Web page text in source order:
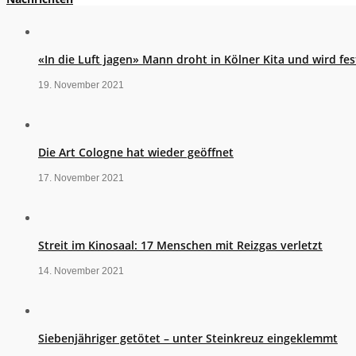
«In die Luft jagen» Mann droht in Kölner Kita und wird
19. November 2021
Die Art Cologne hat wieder geöffnet
17. November 2021
Streit im Kinosaal: 17 Menschen mit Reizgas verletzt
14. November 2021
Siebenjähriger getötet – unter Steinkreuz eingeklemmt